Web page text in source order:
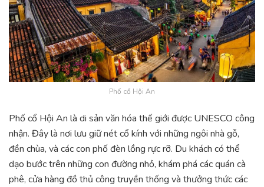
Phố cổ Hội An
Phố cổ Hội An là di sản văn hóa thế giới được UNESCO công
nhận. Đây là nơi lưu giữ nét cổ kính với những ngôi nhà gỗ,
đền chùa, và các con phố đèn lồng rực rỡ. Du khách có thể
dạo bước trên những con đường nhỏ, khám phá các quán cà
phê, cửa hàng đồ thủ công truyền thống và thưởng thức các